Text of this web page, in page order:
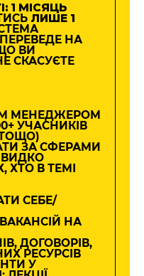
1 МІСЯЦЬ
ЛИШЕ 1
НА
ВИ
СКАСУЄТЕ
МЕНЕДЖЕРОМ
УЧАСНИКІВ
ТОЩО)
ЗА СФЕРАМИ
ХТО В ТЕМІ
СЕБЕ/
НА
ДОГОВОРІВ,
РЕСУРСІВ
У